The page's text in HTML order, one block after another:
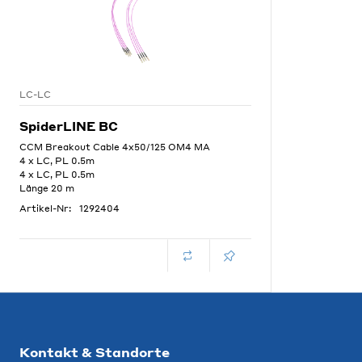
LC-LC
SpiderLINE BC
CCM Breakout Cable 4x50/125 OM4 MA
4 x LC, PL 0.5m
4 x LC, PL 0.5m
Länge 20 m
Artikel-Nr:
1292404
Kontakt & Standorte